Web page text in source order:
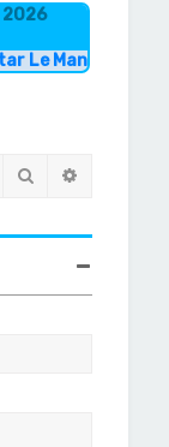
2026
Le Mans
Rechercher